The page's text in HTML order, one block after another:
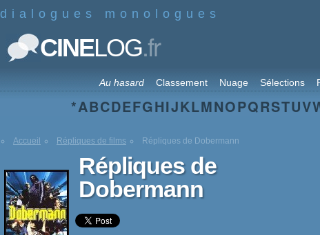
dialogues monologues
CINELOG.fr
Au hasard Classement Nuage Sélections
*ABCDEFGHIJKLMNOPQRSTUV
Accueil Répliques de films Répliques de Dobermann
Répliques de
Dobermann